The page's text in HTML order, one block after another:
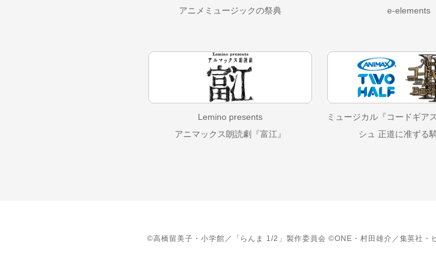
アニメミュージックの祭典 e-elements
Lemino presents
アニマックス朗読劇『富江』
ミュージカル『コードギア
シュ 正道に准ずる
©高橋留美子・小学館／「らんま 1/2」製作委員会 ©ONE・村田雄介／集英社